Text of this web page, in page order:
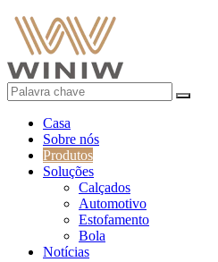
Casa
Sobre nós
Produtos
Soluções
Calçados
Automotivo
Estofamento
Bola
Notícias